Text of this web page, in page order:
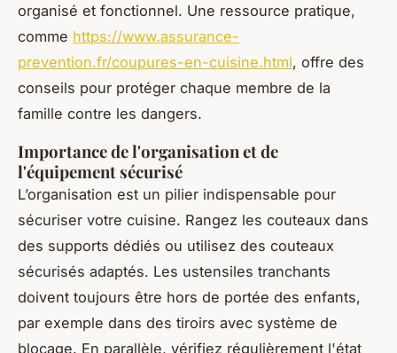
organisé et fonctionnel. Une ressource pratique,
comme https://www.assurance-
prevention.fr/coupures-en-cuisine.html, offre des
conseils pour protéger chaque membre de la
famille contre les dangers.
Importance de l'organisation et de
l'équipement sécurisé
L’organisation est un pilier indispensable pour
sécuriser votre cuisine. Rangez les couteaux dans
des supports dédiés ou utilisez des couteaux
sécurisés adaptés. Les ustensiles tranchants
doivent toujours être hors de portée des enfants,
par exemple dans des tiroirs avec système de
blocage. En parallèle, vérifiez régulièrement l'état